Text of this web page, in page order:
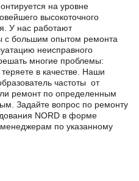
на уровне
высокоточного
У нас работают
с большим опытом ремонта
неисправного
многие проблемы:
в качестве. Наши
частоты от
ремонт по определенным
Задайте вопрос по ремонту
NORD в формe
по указанному